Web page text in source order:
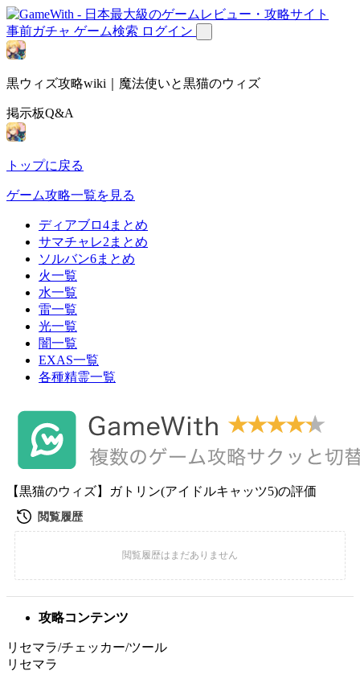
事前ガチャ ゲーム検索 ログイン
黒ウィズ攻略wiki｜魔法使いと黒猫のウィズ
掲示板Q&A
トップに戻る
ゲーム攻略一覧を見る
ディアブロ4まとめ
サマチャレ2まとめ
ソルバン6まとめ
火一覧
水一覧
雷一覧
光一覧
闇一覧
EXAS一覧
各種精霊一覧
【黒猫のウィズ】ガトリン(アイドルキャッツ5)の評価
攻略コンテンツ
リセマラ/チェッカー/ツール
リセマラ